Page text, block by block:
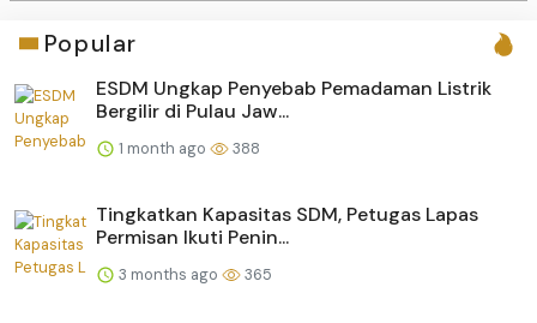
Popular
ESDM Ungkap Penyebab Pemadaman Listrik
Bergilir di Pulau Jaw...
1 month ago 388
Tingkatkan Kapasitas SDM, Petugas Lapas
Permisan Ikuti Penin...
3 months ago 365